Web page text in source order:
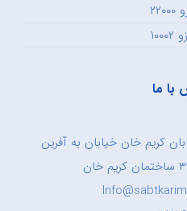
با ما
کریم خان خیابان به آفرین